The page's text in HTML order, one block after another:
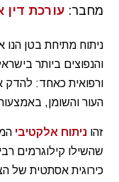
מחבר:עורכת דין
ניתוח מתיחת בטן
והנפוצים ביותר
ורפואית כאחד:
העור והשומן,
זהוניתוח אלקטיבי
שהשילו קילוגרמים
כירוגית אסתטית של